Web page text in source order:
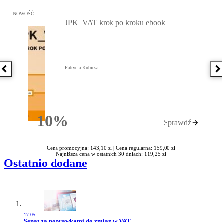
Poprzednia książka
Przejdź do: JPK_VAT krok po kroku ebook, Patrycja Kubiesa -
NOWOŚĆ
10%Rabatu
JPK_VAT krok po kroku ebook
Patrycja Kubiesa
Sprawdź
Cena promocyjna: 143,10 zł | Cena regularna: 159,00 zł
Najniższa cena w ostatnich 30 dniach: 119,25 zł
Ostatnio dodane
17:05
Przejdź do artykułu: